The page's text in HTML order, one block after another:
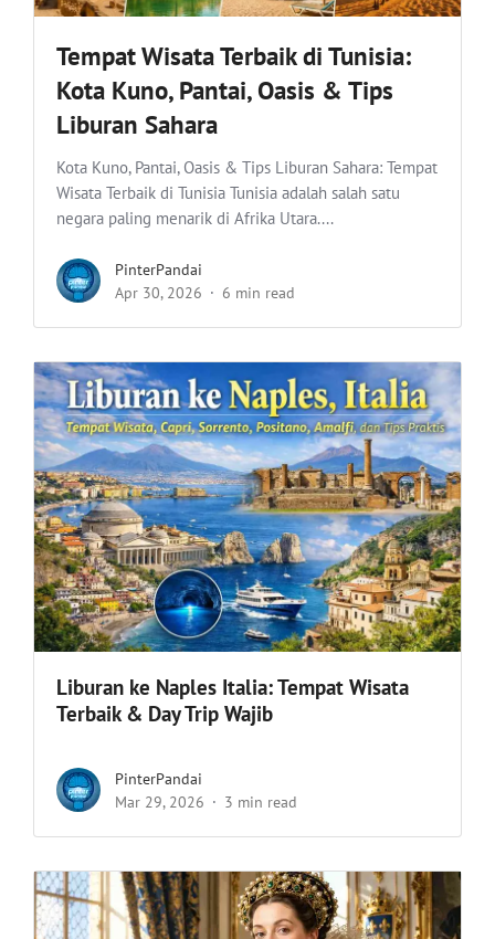
Tempat Wisata Terbaik di Tunisia:
Kota Kuno, Pantai, Oasis & Tips
Liburan Sahara
Kota Kuno, Pantai, Oasis & Tips Liburan Sahara: Tempat
Wisata Terbaik di Tunisia Tunisia adalah salah satu
negara paling menarik di Afrika Utara....
PinterPandai
Apr 30, 2026
6 min read
Liburan ke Naples Italia: Tempat Wisata
Terbaik & Day Trip Wajib
PinterPandai
Mar 29, 2026
3 min read